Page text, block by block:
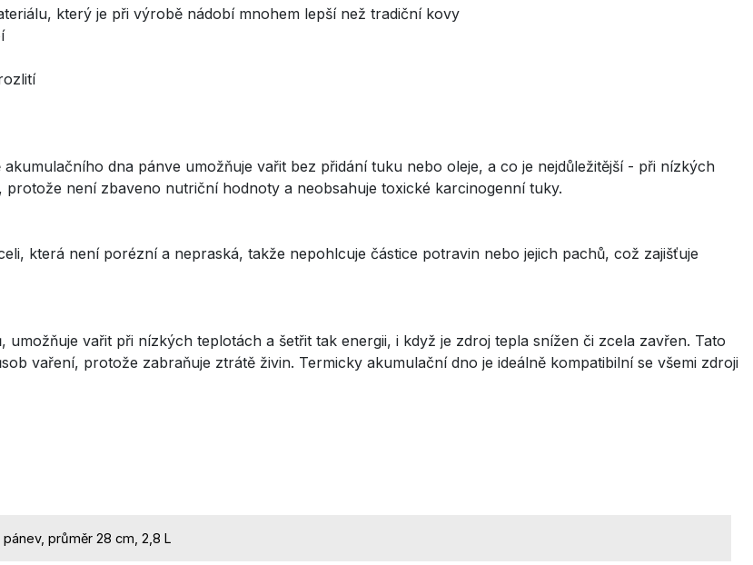
který je při výrobě nádobí mnohem lepší než tradiční kovy
dna pánve umožňuje vařit bez přidání tuku nebo oleje, a co je nejdůležitější - při nízkých
není zbaveno nutriční hodnoty a neobsahuje toxické karcinogenní tuky.
která není porézní a nepraská, takže nepohlcuje částice potravin nebo jejich pachů, což zajišťuje
vařit při nízkých teplotách a šetřit tak energii, i když je zdroj tepla snížen či zcela zavřen. Tato
vaření, protože zabraňuje ztrátě živin. Termicky akumulační dno je ideálně kompatibilní se všemi zdroji
pánev, průměr 28 cm, 2,8 L